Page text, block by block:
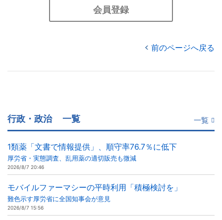
会員登録
前のページへ戻る
行政・政治 一覧 一覧
1類薬「文書で情報提供」、順守率76.7％に低下
厚労省・実態調査、乱用薬の適切販売も微減
2026/8/7 20:46
モバイルファーマシーの平時利用「積極検討を」
難色示す厚労省に全国知事会が意見
2026/8/7 15:56